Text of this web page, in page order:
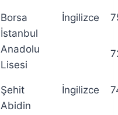
Borsa
İstanbul
Anadolu
Lisesi
İngilizce
Şehit
Abidin
İngilizce